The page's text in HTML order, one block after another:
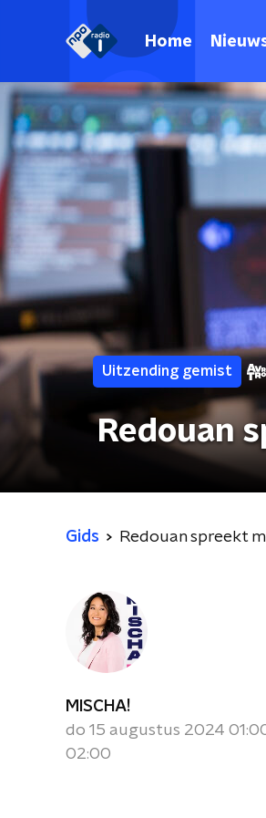
Home
Uitzending gemist
Redouan
Gids Redouan spreekt
MISCHA!
do 15 augustus 2024
02:00